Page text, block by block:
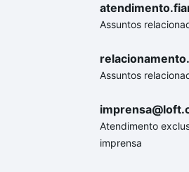
Assuntos
Assuntos
Atendimento
imprensa